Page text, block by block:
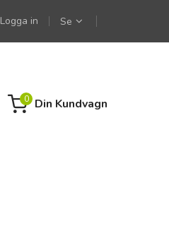
Logga in Se
0 Din Kundvagn